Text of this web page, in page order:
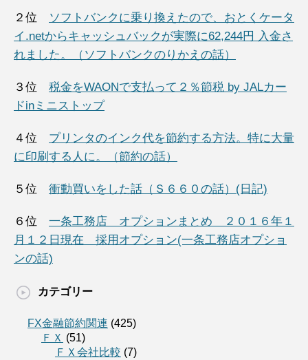
２位
ソフトバンクに乗り換えたので、おとくケータ
イ.netからキャッシュバックが実際に62,244円 入金さ
れました。（ソフトバンクのりかえの話）
３位 税金をWAONで支払って２％節税 by JALカー
ドinミニストップ
４位 プリンタのインク代を節約する方法。特に大量
に印刷する人に。（節約の話）
５位 衝動買いをした話（Ｓ６６０の話）(日記)
６位 一条工務店 オプションまとめ ２０１６年１
月１２日現在 採用オプション(一条工務店オプショ
ンの話)
カテゴリー
FX金融節約関連 (425)
ＦＸ (51)
ＦＸ会社比較 (7)